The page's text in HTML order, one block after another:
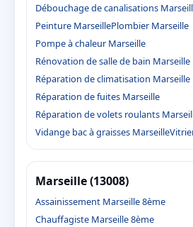
Débouchage de canalisations
Peinture MarseillePlombier Marseille
Pompe à chaleur Marseille
Rénovation de salle de bain Marseille
Réparation de climatisation Marseille
Réparation de fuites Marseille
Réparation de volets roulants
Vidange bac à graisses Marseille
Marseille (13008)
Assainissement Marseille 8ème
Chauffagiste Marseille 8ème